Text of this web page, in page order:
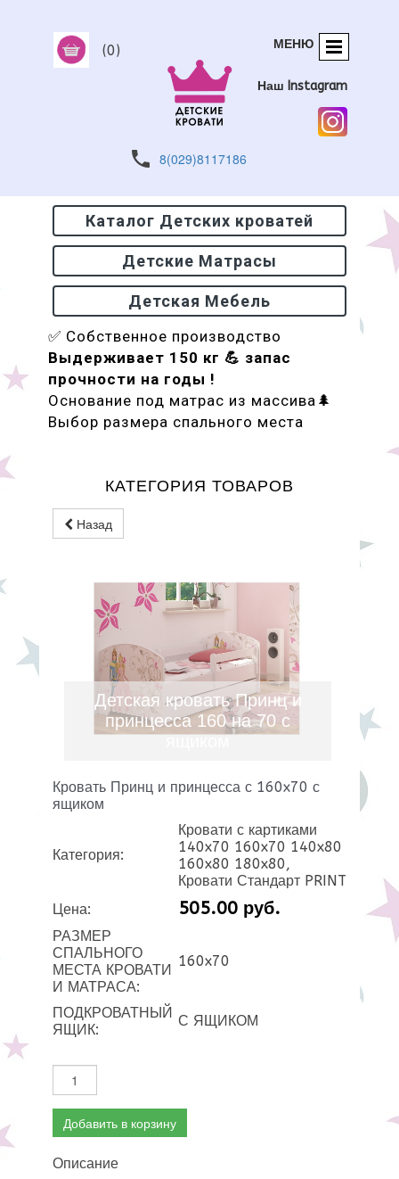
(0)
8(029)8117186
Наш Instagram
МЕНЮ
Детские Матрасы
Детская Мебель
Каталог Детских кроватей
✅ Собственное производство
Выдерживает 150 кг 💪 запас
прочности на годы !
Основание под матрас из массива🌲
Выбор размера спального места
КАТЕГОРИЯ ТОВАРОВ
Назад
Детская кровать Принц и
принцесса 160 на 70 с
ящиком
Кровать Принц и принцесса с 160x70 с
ящиком
Категория:
Кровати с картиками
140x70 160x70 140x80
160x80 180x80,
Кровати Стандарт PRINT
Цена:
505.00 руб.
РАЗМЕР
СПАЛЬНОГО
МЕСТА КРОВАТИ
И МАТРАСА:
160x70
ПОДКРОВАТНЫЙ
ЯЩИК:
С ЯЩИКОМ
Добавить в корзину
Описание